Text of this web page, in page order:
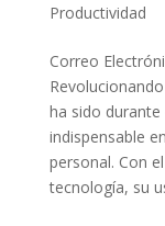
Productividad
Correo
ha sido
indispensable
personal. Con
tecnología, su